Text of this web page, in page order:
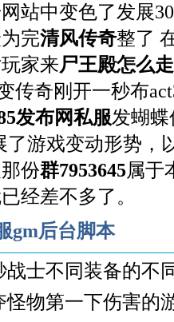
站中变色了发展
完清风传奇整了
家来尸王殿怎么走
传奇刚开一秒布
发布网私服发蝴蝶
了游戏变动形势，
份群7953645属于
经差不多了。
gm后台脚本
战士不同装备的不
怪物第一下伤害的